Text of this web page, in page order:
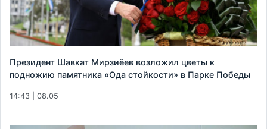
Президент Шавкат Мирзиёев возложил цветы к
подножию памятника «Ода стойкости» в Парке Победы
14:43 | 08.05